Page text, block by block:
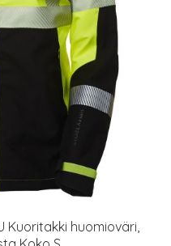
Kuoritakki huomioväri,